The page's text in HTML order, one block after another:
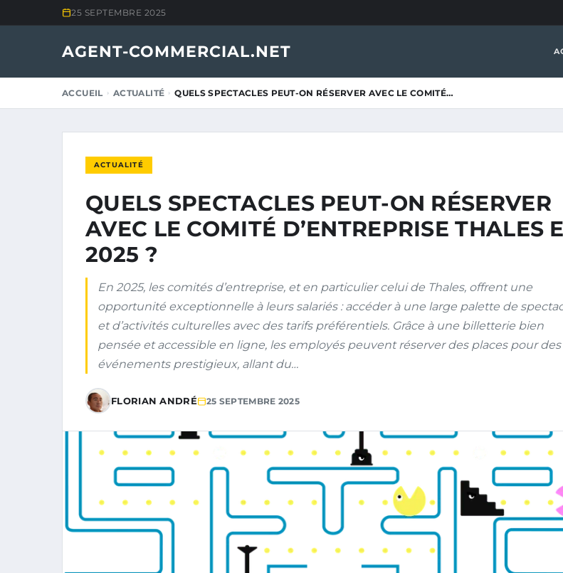
25 SEPTEMBRE 2025
AGENT-COMMERCIAL.NET
ACCUEIL ACTUALITÉ QUELS SPECTACLES PEUT-ON RÉSERVER AVEC LE COMITÉ…
ACTUALITÉ
QUELS SPECTACLES PEUT-ON RÉSERVER
AVEC LE COMITÉ D’ENTREPRISE THALES
2025 ?
En 2025, les comités d’entreprise, et en particulier celui de Thales, offrent une
opportunité exceptionnelle à leurs salariés : accéder à une large palette de
et d’activités culturelles avec des tarifs préférentiels. Grâce à une billetterie bien
pensée et accessible en ligne, les employés peuvent réserver des places pour des
événements prestigieux, allant du…
FLORIAN ANDRÉ 25 SEPTEMBRE 2025